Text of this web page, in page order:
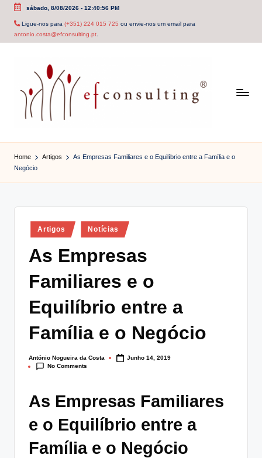
Skip
sábado, 8/08/2026- 12:40:56 PM
Ligue-nos para (+351) 224 015 725 ou envie-nos um email para
antonio.costa@efconsulting.pt.
f
Home Artigos
As Empresas Familiares e o Equilíbrio entre a Família e o
Negócio
Posted
in
Artigos Notícias
As Empresas
Familiares e o
Equilíbrio entre a
Família e o Negócio
Posted
by
António Nogueira da Costa
Junho 14, 2019
No Comments
As Empresas Familiares
e o Equilíbrio entre a
Família e o Negócio